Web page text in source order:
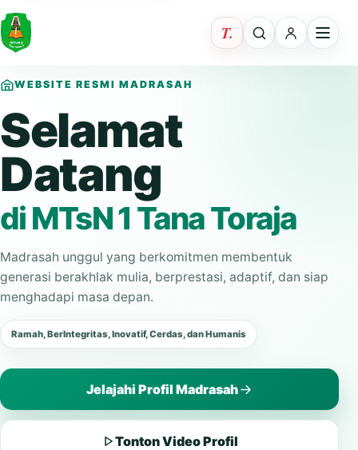
WEBSITE RESMI MADRASAH
Selamat
Datang
di MTsN 1 Tana Toraja
Madrasah unggul yang berkomitmen membentuk
generasi berakhlak mulia, berprestasi, adaptif, dan siap
menghadapi masa depan.
Ramah, BerIntegritas, Inovatif, Cerdas, dan Humanis
Jelajahi Profil Madrasah
Tonton Video Profil